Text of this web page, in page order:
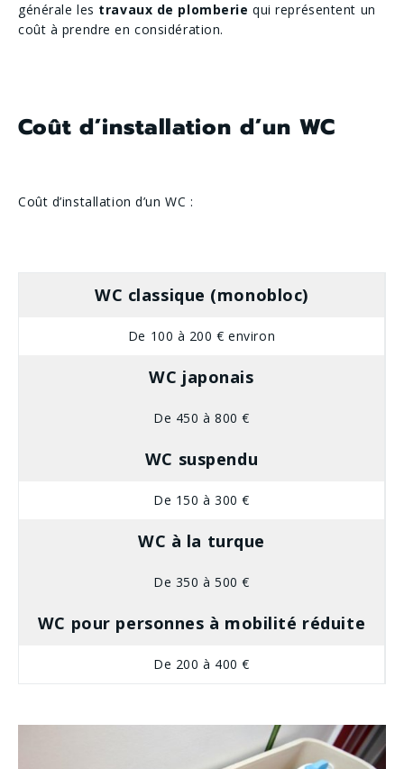
générale les travaux de plomberie qui représentent un
coût à prendre en considération.
Coût d’installation d’un WC
Coût d’installation d’un WC :
WC classique (monobloc)
De 100 à 200 € environ
WC japonais
De 450 à 800 €
WC suspendu
De 150 à 300 €
WC à la turque
De 350 à 500 €
WC pour personnes à mobilité réduite
De 200 à 400 €